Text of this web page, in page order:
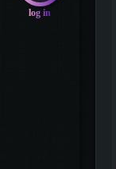
log in